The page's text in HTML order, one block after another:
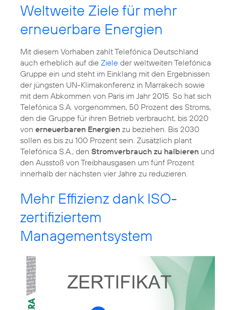
Weltweite Ziele für mehr
erneuerbare Energien
Mit diesem Vorhaben zahlt Telefónica Deutschland
auch erheblich auf die Ziele der weltweiten Telefónica
Gruppe ein und steht im Einklang mit den Ergebnissen
der jüngsten UN-Klimakonferenz in Marrakech sowie
mit dem Abkommen von Paris im Jahr 2015. So hat sich
Telefónica S.A. vorgenommen, 50 Prozent des Stroms,
den die Gruppe für ihren Betrieb verbraucht, bis 2020
von erneuerbaren Energien zu beziehen. Bis 2030
sollen es bis zu 100 Prozent sein. Zusätzlich plant
Telefónica S.A., den Stromverbrauch zu halbieren und
den Ausstoß von Treibhausgasen um fünf Prozent
innerhalb der nächsten vier Jahre zu reduzieren.
Mehr Effizienz dank ISO-
zertifiziertem
Managementsystem